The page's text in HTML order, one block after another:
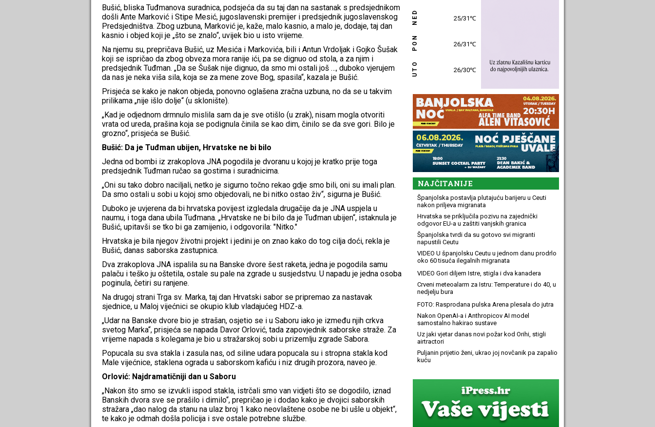
Bušić, bliska Tuđmanova suradnica, podsjeća da su taj dan na sastanak s predsjednikom
došli Ante Marković i Stipe Mesić, jugoslavenski premijer i predsjednik jugoslavenskog
Predsjedništva. Zbog uzbuna, Marković je, kaže, malo kasnio, a malo je, dodaje, taj dan
kasnio i objed koji je „što se znalo“, uvijek bio u isto vrijeme.
Na njemu su, prepričava Bušić, uz Mesića i Markovića, bili i Antun Vrdoljak i Gojko Šušak
koji se ispričao da zbog obveza mora ranije ići, pa se dignuo od stola, a za njim i
predsjednik Tuđman. „Da se Šušak nije dignuo, da smo mi ostali još …, duboko vjerujem
da nas je neka viša sila, koja se za mene zove Bog, spasila“, kazala je Bušić.
Prisjeća se kako je nakon objeda, ponovno oglašena zračna uzbuna, no da se u takvim
prilikama „nije išlo dolje“ (u sklonište).
„Kad je odjednom drmnulo mislila sam da je sve otišlo (u zrak), nisam mogla otvoriti
vrata od ureda, prašina koja se podignula činila se kao dim, činilo se da sve gori. Bilo je
grozno“, prisjeća se Bušić.
Bušić: Da je Tuđman ubijen, Hrvatske ne bi bilo
Jedna od bombi iz zrakoplova JNA pogodila je dvoranu u kojoj je kratko prije toga
predsjednik Tuđman ručao sa gostima i suradnicima.
„Oni su tako dobro naciljali, netko je sigurno točno rekao gdje smo bili, oni su imali plan.
Da smo ostali u sobi u kojoj smo objedovali, ne bi nitko ostao živ“, sigurna je Bušić.
Duboko je uvjerena da bi hrvatska povijest izgledala drugačije da je JNA uspjela u
naumu, i toga dana ubila Tuđmana. „Hrvatske ne bi bilo da je Tuđman ubijen“, istaknula je
Bušić, upitavši se tko bi ga zamijenio, i odgovorila: "Nitko."
Hrvatska je bila njegov životni projekt i jedini je on znao kako do tog cilja doći, rekla je
Bušić, danas saborska zastupnica.
Dva zrakoplova JNA ispalila su na Banske dvore šest raketa, jedna je pogodila samu
palaču i teško ju oštetila, ostale su pale na zgrade u susjedstvu. U napadu je jedna osoba
poginula, četiri su ranjene.
Na drugoj strani Trga sv. Marka, taj dan Hrvatski sabor se pripremao za nastavak
sjednice, u Maloj vijećnici se okupio klub vladajućeg HDZ-a.
„Udar na Banske dvore bio je strašan, osjetio se i u Saboru iako je između njih crkva
svetog Marka“, prisjeća se napada Davor Orlović, tada zapovjednik saborske straže. Za
vrijeme napada s kolegama je bio u stražarskoj sobi u prizemlju zgrade Sabora.
Popucala su sva stakla i zasula nas, od siline udara popucala su i stropna stakla kod
Male vijećnice, staklena ograda u saborskom kafiću i niz drugih prozora, naveo je.
Orlović: Najdramatičniji dan u Saboru
„Nakon što smo se izvukli ispod stakla, istrčali smo van vidjeti što se dogodilo, iznad
Banskih dvora sve se prašilo i dimilo“, prepričao je i dodao kako je dvojici saborskih
stražara „dao nalog da stanu na ulaz broj 1 kako neovlaštene osobe ne bi ušle u objekt“,
te kako je odmah došla policija i sve ostale potrebne službe.
NED 25/31℃
PON 26/31℃
UTO 26/30℃
NAJČITANIJE
Španjolska postavlja plutajuću barijeru u Ceuti
nakon priljeva migranata
Hrvatska se priključila pozivu na zajednički
odgovor EU-a u zaštiti vanjskih granica
Španjolska tvrdi da su gotovo svi migranti
napustili Ceutu
VIDEO U španjolsku Ceutu u jednom danu prodrlo
oko 60 tisuća ilegalnih migranata
VIDEO Gori diljem Istre, stigla i dva kanadera
Crveni meteoalarm za Istru: Temperature i do 40, u
nedjelju bura
FOTO: Rasprodana pulska Arena plesala do jutra
Nakon OpenAI-a i Anthropicov AI model
samostalno hakirao sustave
Uz jaki vjetar danas novi požar kod Orihi, stigli
airtractori
Puljanin prijetio ženi, ukrao joj novčanik pa zapalio
kuću